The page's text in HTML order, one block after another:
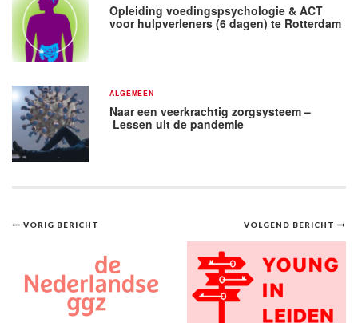
Opleiding voedingspsychologie & ACT
voor hulpverleners (6 dagen) te Rotterdam
ALGEMEEN
Naar een veerkrachtig zorgsysteem –
Lessen uit de pandemie
Bericht
navigatie
VOLGEND BERICHT
VORIG BERICHT